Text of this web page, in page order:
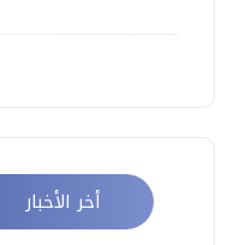
أخر الأخبار